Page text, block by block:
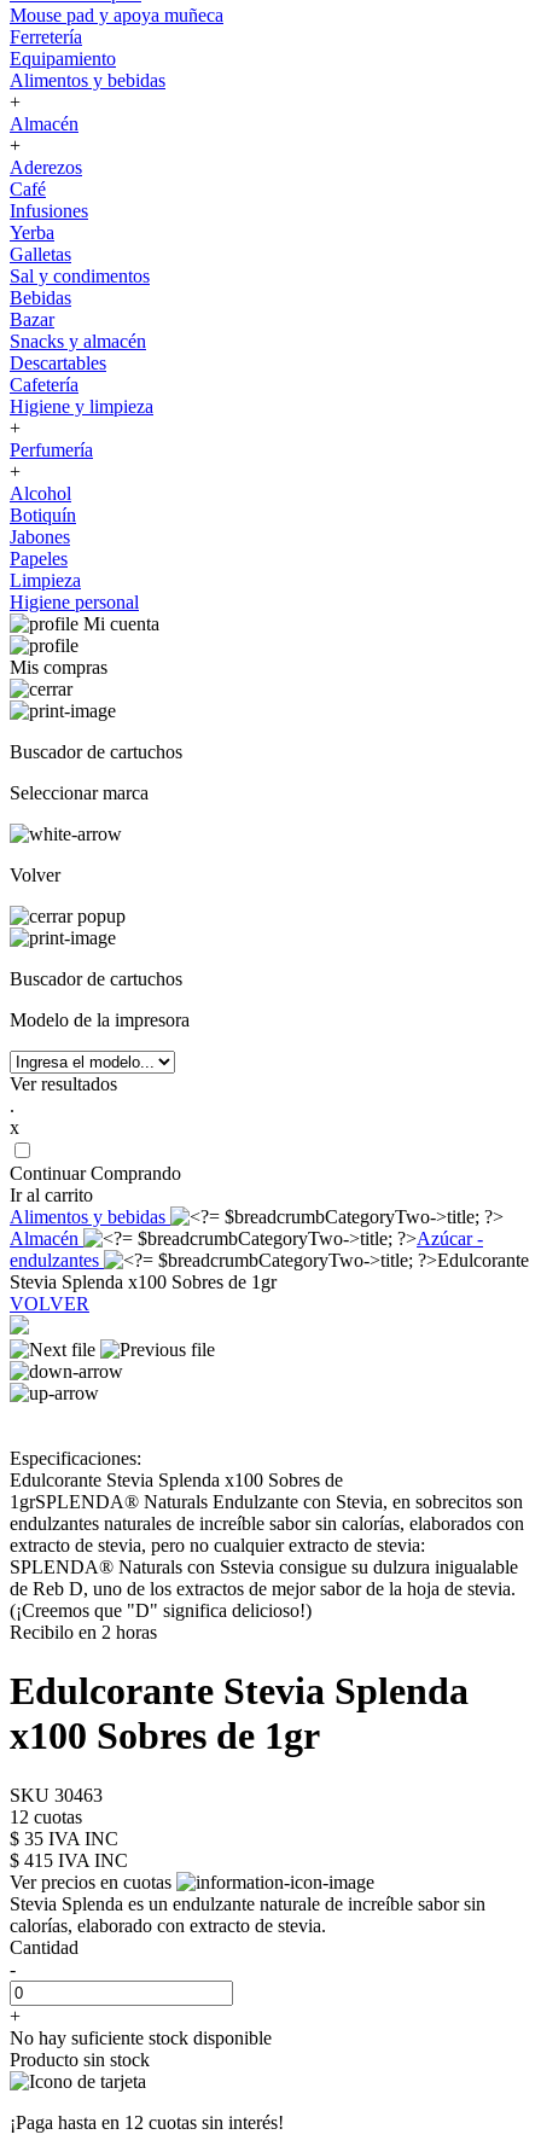
Mouse pad y apoya muñeca
Ferretería
Equipamiento
Alimentos y bebidas
+
Almacén
+
Aderezos
Café
Infusiones
Yerba
Galletas
Sal y condimentos
Bebidas
Bazar
Snacks y almacén
Descartables
Cafetería
Higiene y limpieza
+
Perfumería
+
Alcohol
Botiquín
Jabones
Papeles
Limpieza
Higiene personal
Mi cuenta
Mis compras
Buscador de cartuchos
Seleccionar marca
Volver
Buscador de cartuchos
Modelo de la impresora
Ver resultados
.
x
Continuar Comprando
Ir al carrito
Alimentos y bebidas
Almacén
Azúcar -
endulzantes
Edulcorante
Stevia Splenda x100 Sobres de 1gr
VOLVER
Especificaciones:
Edulcorante Stevia Splenda x100 Sobres de
1grSPLENDA® Naturals Endulzante con Stevia, en sobrecitos son
endulzantes naturales de increíble sabor sin calorías, elaborados con
extracto de stevia, pero no cualquier extracto de stevia:
SPLENDA® Naturals con Sstevia consigue su dulzura inigualable
de Reb D, uno de los extractos de mejor sabor de la hoja de stevia.
(¡Creemos que "D" significa delicioso!)
Recibilo en 2 horas
Edulcorante Stevia Splenda
x100 Sobres de 1gr
SKU 30463
12 cuotas
$ 35 IVA INC
$ 415 IVA INC
Ver precios en cuotas
Stevia Splenda es un endulzante naturale de increíble sabor sin
calorías, elaborado con extracto de stevia.
Cantidad
-
+
No hay suficiente stock disponible
Producto sin stock
¡Paga hasta en 12 cuotas sin interés!